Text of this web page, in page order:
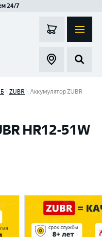
24/7
ZUBR
Аккумулятор ZUBR
HR12-51W